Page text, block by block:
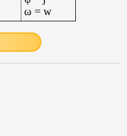
ω = w